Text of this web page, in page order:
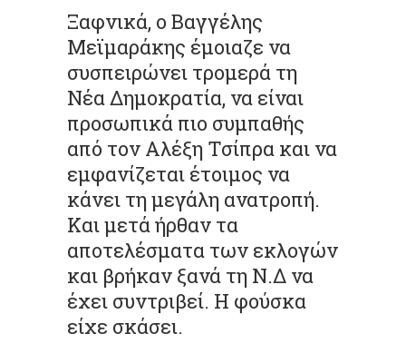
Ξαφνικά, ο Βαγγέλης
Μεϊμαράκης έμοιαζε να
συσπειρώνει τρομερά τη
Νέα Δημοκρατία, να είναι
προσωπικά πιο συμπαθής
από τον Αλέξη Τσίπρα και να
εμφανίζεται έτοιμος να
κάνει τη μεγάλη ανατροπή.
Και μετά ήρθαν τα
αποτελέσματα των εκλογών
και βρήκαν ξανά τη Ν.Δ να
έχει συντριβεί. Η φούσκα
είχε σκάσει.